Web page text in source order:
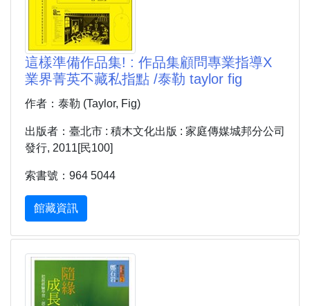
這樣準備作品集! : 作品集顧問專業指導X
業界菁英不藏私指點 /泰勒 taylor fig
作者：泰勒 (Taylor, Fig)
出版者：臺北市 : 積木文化出版 : 家庭傳媒城邦分公司
發行, 2011[民100]
索書號：964 5044
館藏資訊